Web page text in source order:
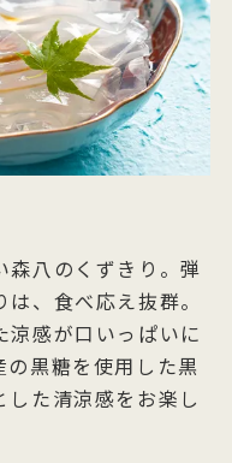
森八のくずきり。弾
、食べ応え抜群。
感が口いっぱいに
黒糖を使用した黒
た清涼感をお楽し